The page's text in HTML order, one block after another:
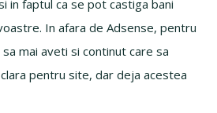
in faptul ca se pot castiga bani
In afara de Adsense, pentru
mai aveti si continut care sa
pentru site, dar deja acestea